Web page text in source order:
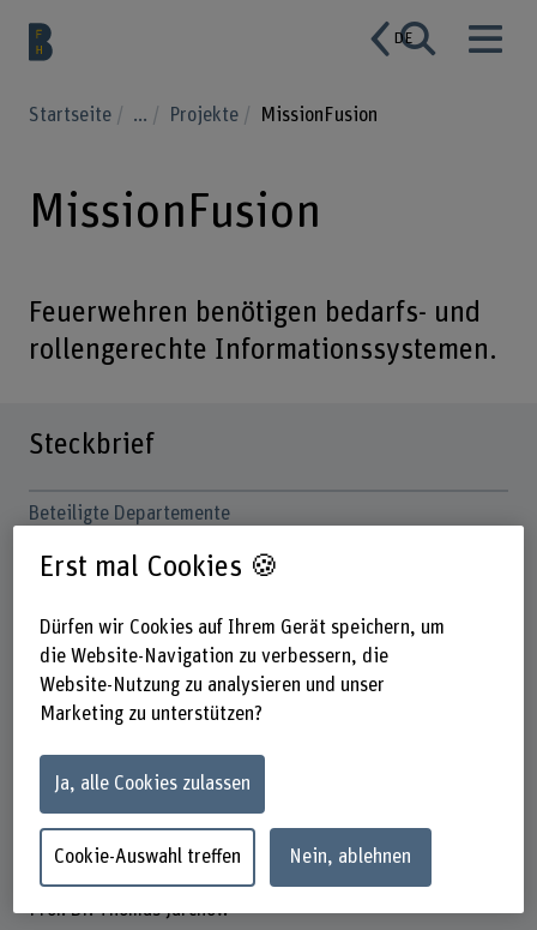
DE
Startseite ... Projekte MissionFusion
MissionFusion
Feuerwehren benötigen bedarfs- und
rollengerechte Informationssystemen.
Steckbrief
Beteiligte Departemente
Forschungseinheit(en)
Projektmanagement
Andere
Laufzeit
01.08.2012 - 31.12.2016
Projektleitung
Prof. Dr. Thomas Jarchow
Erst mal Cookies 🍪
Dürfen wir Cookies auf Ihrem Gerät speichern, um
die Website-Navigation zu verbessern, die
Website-Nutzung zu analysieren und unser
Marketing zu unterstützen?
Ja, alle Cookies zulassen
Cookie-Auswahl treffen Nein, ablehnen